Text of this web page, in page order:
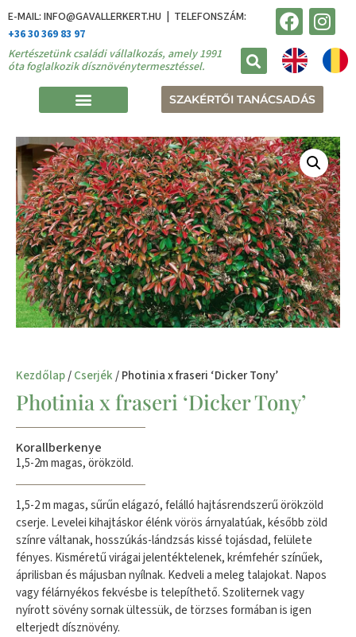
E-MAIL: INFO@GAVALLERKERT.HU | TELEFONSZÁM:
+36 30 369 83 97
Kertészetünk családi vállalkozás, amely 1991
óta foglalkozik dísznövénytermesztéssel.
SZAKÉRTŐI TANÁCSADÁS
Kezdőlap/Cserjék/ Photinia x fraseri ‘Dicker Tony’
Photinia x fraseri ‘Dicker Tony’
Korallberkenye
1,5-2m magas, örökzöld.
1,5-2 m magas, sűrűn elágazó, felálló hajtásrendszerű örökzöld
cserje. Levelei kihajtáskor élénk vörös árnyalatúak, később zöld
színre váltanak, hosszúkás-lándzsás kissé tojásdad, felülete
fényes. Kisméretű virágai jelentéktelenek, krémfehér színűek,
áprilisban és májusban nyílnak. Kedveli a meleg talajokat. Napos
vagy félárnyékos fekvésbe is telepíthető. Szoliternek vagy
nyírott sövény sornak ültessük, de törzses formában is igen
elterjedt dísznövény.